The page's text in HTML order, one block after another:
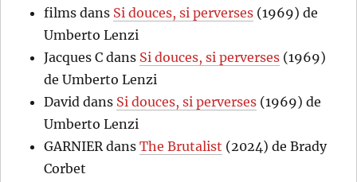
films dans Si douces, si perverses (1969) de
Umberto Lenzi
Jacques C dans Si douces, si perverses (1969)
de Umberto Lenzi
David dans Si douces, si perverses (1969) de
Umberto Lenzi
GARNIERdansThe Brutalist (2024) de Brady
Corbet